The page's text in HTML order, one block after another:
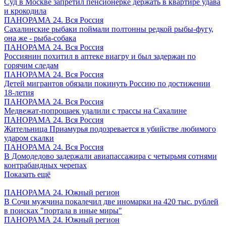
и крокодила
ПАНОРАМА 24. Вся Россия
Сахалинские рыбаки поймали полтонны редкой рыбы-фугу,
она же - рыба-собака
ПАНОРАМА 24. Вся Россия
Россиянин похитил в аптеке виагру и был задержан по
горячим следам
ПАНОРАМА 24. Вся Россия
Детей мигрантов обязали покинуть Россию по достижении
18-летия
ПАНОРАМА 24. Вся Россия
Медвежат-попрошаек удалили с трассы на Сахалине
ПАНОРАМА 24. Вся Россия
Жительница Приамурья подозревается в убийстве любимого
ударом скалки
ПАНОРАМА 24. Вся Россия
В Домодедово задержали авиапассажира с четырьмя сотнями
контрабандных черепах
Показать ещё
ПАНОРАМА 24. Южный регион
В Сочи мужчина покалечил две иномарки на 420 тыс. рублей
в поисках "портала в иные миры"
ПАНОРАМА 24. Южный регион